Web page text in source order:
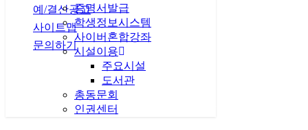
증명서발급
학생정보시스템
사이버혼합강좌
시설이용
주요시설
도서관
총동문회
인권센터
예/결산공고
사이트맵
문의하기